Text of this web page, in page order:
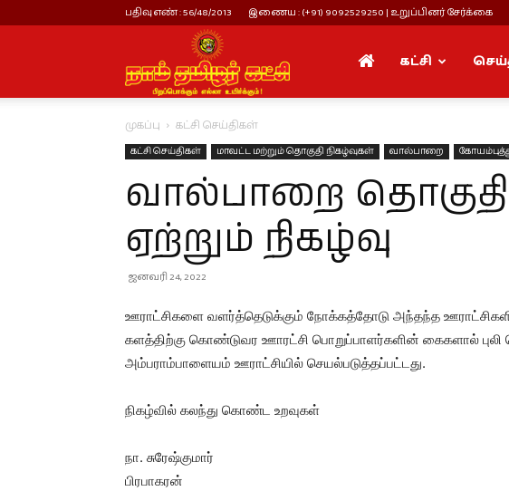
பதிவு எண் : 56/48/2013 இணைய : (+91) 9092529250 | உறுப்பினர் சேர்க்கை
நாம்
கட்சி
கட்சி
முகப்பு கட்சி செய்திகள்
கட்சி செய்திகள் மாவட்ட மற்றும் தொகுதி நிகழ்வுகள் வால்பாறை
வால்பாறை தொகுதி
ஏற்றும் நிகழ்வு
ஜனவரி 24, 2022
ஊராட்சிகளை வளர்த்தெடுக்கும் நோக்கத்தோடு அந்தந்த
களத்திற்கு கொண்டுவர ஊாரட்சி பொறுப்பாளர்களின் கைகளால் புலி
அம்பராம்பாளையம் ஊராட்சியில் செயல்படுத்தப்பட்டது.
நிகழ்வில் கலந்து கொண்ட உறவுகள்
நா. சுரேஷ்குமார்
பிரபாகரன்